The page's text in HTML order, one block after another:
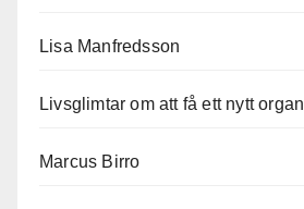
Lisa Manfredsson
Livsglimtar om att få ett nytt organ
Marcus Birro